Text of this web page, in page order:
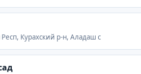
Респ, Курахский р-н, Аладаш с